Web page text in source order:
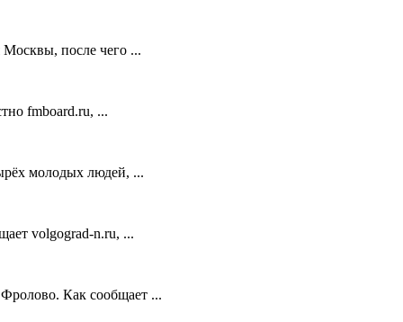
после чего ...
fmboard.ru, ...
молодых людей, ...
volgograd-n.ru, ...
Как сообщает ...